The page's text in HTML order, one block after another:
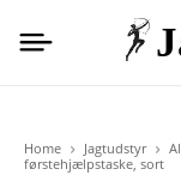
Home Jagtudstyr
førstehjælpstaske, sort